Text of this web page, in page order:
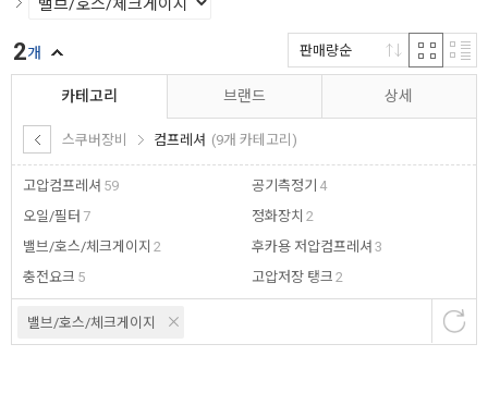
카테고리
스쿠버장비 컴프레셔 (9개 카테고리)
고압컴프레셔 59
오일/필터 7
밸브/호스/체크게이지 2
충전요크 5
공기측정기 4
정화장치 2
후카용 저압컴프레셔 3
고압저장 탱크 2
브랜드 상세
밸브/호스/체크게이지
2개 판매량순